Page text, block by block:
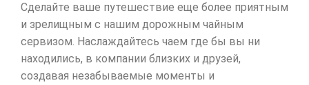
Сделайте ваше путешествие еще более приятным
и зрелищным с нашим дорожным чайным
сервизом. Наслаждайтесь чаем где бы вы ни
находились, в компании близких и друзей,
создавая незабываемые моменты и